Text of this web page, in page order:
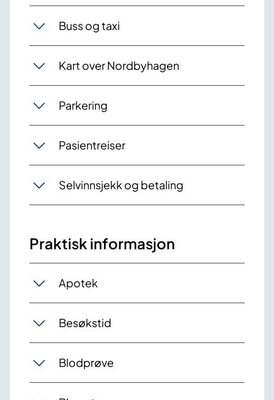
Buss og taxi
Kart over Nordbyhagen
Parkering
Pasientreiser
Selvinnsjekk og betaling
Praktisk informasjon
Apotek
Besøkstid
Blodprøve